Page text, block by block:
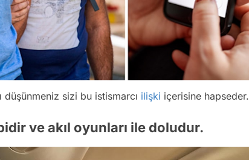
düşünmeniz sizi bu istismarcı ilişki içerisine hapseder.
ve akıl oyunları ile doludur.